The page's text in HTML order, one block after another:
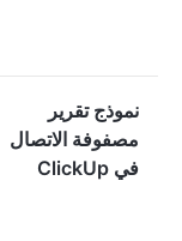
نموذج تقرير
مصفوفة الاتصال
في ClickUp